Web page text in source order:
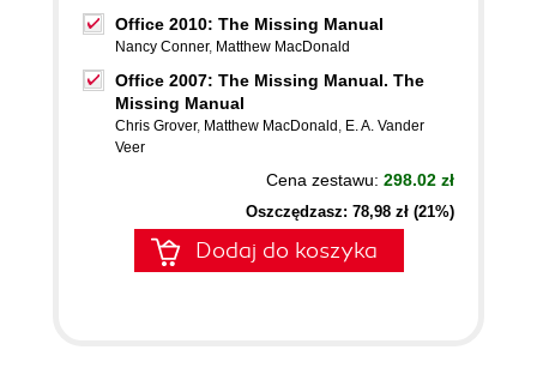
Office 2010: The Missing Manual
Nancy Conner, Matthew MacDonald
Office 2007: The Missing Manual. The
Missing Manual
Chris Grover, Matthew MacDonald , E. A. Vander
Veer
Cena zestawu: 298.02 zł
Oszczędzasz: 78,98 zł (21%)
Dodaj do koszyka